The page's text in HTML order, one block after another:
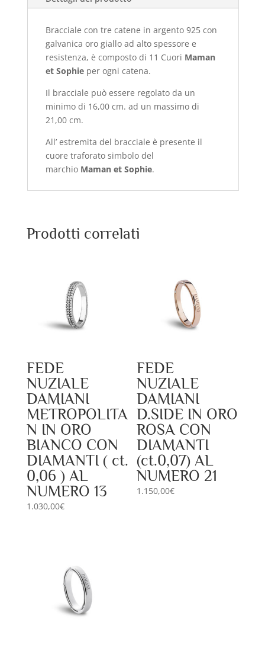
Bracciale con tre catene in argento 925 con
galvanica oro giallo ad alto spessore e
resistenza, è composto di 11 Cuori Maman
et Sophie per ogni catena.
Il bracciale può essere regolato da un
minimo di 16,00 cm. ad un massimo di
21,00 cm.
All’ estremita del bracciale è presente il
cuore traforato simbolo del
marchio Maman et Sophie.
Prodotti correlati
FEDE
NUZIALE
DAMIANI
METROPOLITA
N IN ORO
BIANCO CON
DIAMANTI ( ct.
0,06 ) AL
NUMERO 13
1.030,00€
FEDE
NUZIALE
DAMIANI
D.SIDE IN ORO
ROSA CON
DIAMANTI
(ct.0,07) AL
NUMERO 21
1.150,00€